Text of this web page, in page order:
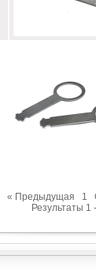
« Предыдущая 1
Результаты 1